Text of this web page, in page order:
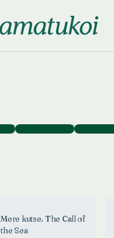
)Illustraatorina )Fotograafina
Mere kutse. The Call of
the Sea